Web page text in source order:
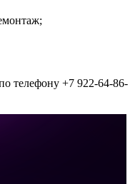
телефону +7 922-64-86-